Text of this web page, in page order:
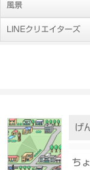
風景
LINEクリエイターズ
げ
ち